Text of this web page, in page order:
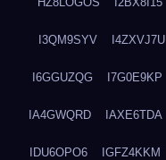
I3QM9SYV I4ZXVJ7U
I6GGUZQG I7G0E9KP
IA4GWQRD IAXE6TDA
IDU6OPO6 IGFZ4KKM